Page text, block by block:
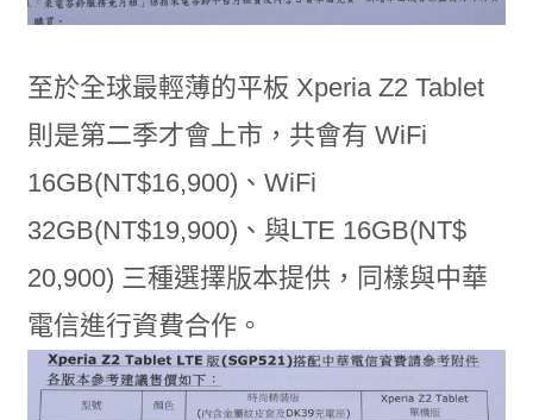
至於全球最輕薄的平板 Xperia Z2 Tablet
則是第二季才會上市，共會有 WiFi
16GB(NT$16,900)、WiFi
32GB(NT$19,900)、與LTE 16GB(NT$
20,900) 三種選擇版本提供，同樣與中華
電信進行資費合作。